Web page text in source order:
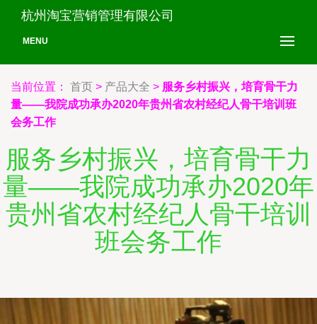
杭州淘宝营销管理有限公司
MENU
当前位置： 首页 > 产品大全 > 服务乡村振兴，培育骨干力
量——我院成功承办2020年贵州省农村经纪人骨干培训班
会务工作
服务乡村振兴，培育骨干力
量——我院成功承办2020年
贵州省农村经纪人骨干培训
班会务工作